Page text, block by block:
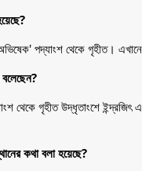
পদ্যাংশ থেকে গৃহীত। এখানে
থেকে গৃহীত উদ্ধৃতাংশে ইন্দ্রজিৎ
কথা বলা হয়েছে?